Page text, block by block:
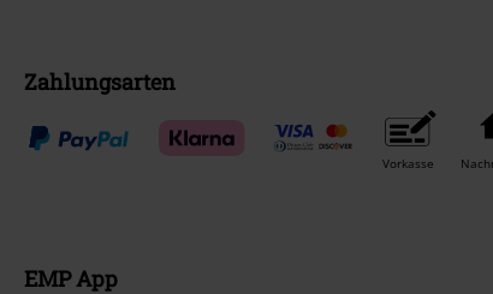
Zahlungsarten
Vorkasse
EMP App